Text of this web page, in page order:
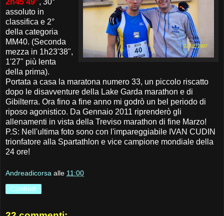
assoluto in
classifica e 2°
della categoria
MM40. (Seconda
mezza in 1h23'38",
1'27" più lenta
della prima).
Portata a casa la maratona numero 33, un piccolo riscatto
dopo le disavventure della Lake Garda marathon e di
Gibilterra. Ora fino a fine anno mi godrò un bel periodo di
riposo agonistico. Da Gennaio 2011 riprenderò gli
allenamenti in vista della Treviso marathon di fine Marzo!
P.S: Nell'ultima foto sono con l'impareggiabile IVAN CUDIN
trionfatore alla Spartathlon e vice campione mondiale della
24 ore!
Andreadicorsa alle 11:00
Condividi